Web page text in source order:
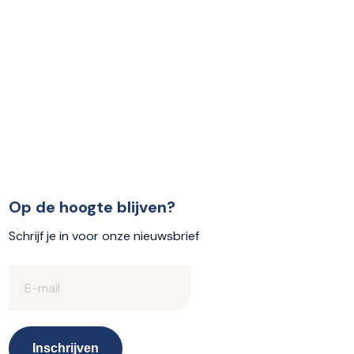
Op de hoogte blijven?
Schrijf je in voor onze nieuwsbrief